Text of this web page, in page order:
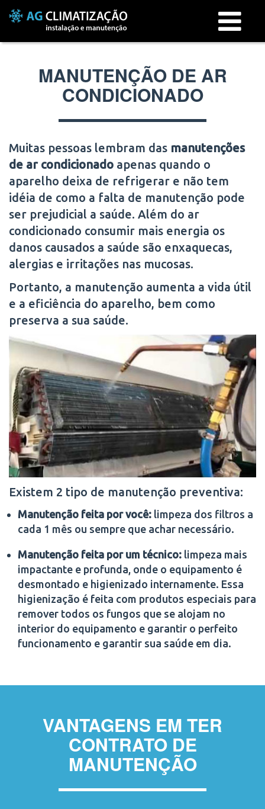
Menu
MANUTENÇÃO DE AR
CONDICIONADO
Muitas pessoas lembram das manutenções
de ar condicionado apenas quando o
aparelho deixa de refrigerar e não tem
idéia de como a falta de manutenção pode
ser prejudicial a saúde. Além do ar
condicionado consumir mais energia os
danos causados a saúde são enxaquecas,
alergias e irritações nas mucosas.
Portanto, a manutenção aumenta a vida útil
e a eficiência do aparelho, bem como
preserva a sua saúde.
Existem 2 tipo de manutenção preventiva:
Manutenção feita por você: limpeza dos filtros a
cada 1 mês ou sempre que achar necessário.
Manutenção feita por um técnico: limpeza mais
impactante e profunda, onde o equipamento é
desmontado e higienizado internamente. Essa
higienização é feita com produtos especiais para
remover todos os fungos que se alojam no
interior do equipamento e garantir o perfeito
funcionamento e garantir sua saúde em dia.
VANTAGENS EM TER
CONTRATO DE
MANUTENÇÃO